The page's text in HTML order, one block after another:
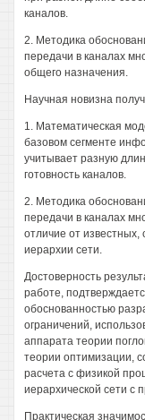
каналов.
2. Методика
передачи в каналах
общего назначения.
Научная новизна
1. Математическая
базовом сегменте
учитывает разную
готовность каналов.
2. Методика
передачи в каналах
отличие от
иерархии сети.
Достоверность
работе,
обоснованностью
ограничений,
аппарата теории
теории оптимизации,
расчета с физикой
иерархической сети с
Практическая